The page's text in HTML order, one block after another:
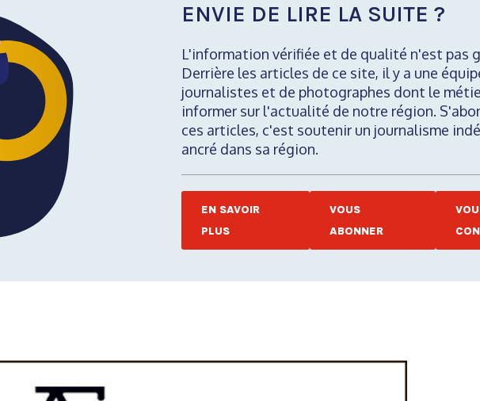
ENVIE DE LIRE LA SUITE ?
L'information vérifiée et de qualité n'est pas
Derrière les articles de ce site, il y a une
journalistes et de photographes dont le
informer sur l'actualité de notre région.
ces articles, c'est soutenir un journalisme
ancré dans sa région.
EN SAVOIR
PLUS
VOUS
ABONNER